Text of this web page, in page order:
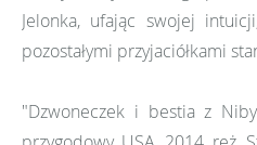
Jelonka, ufając swojej
pozostałymi przyjaciółkami
"Dzwoneczek i bestia z